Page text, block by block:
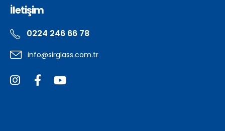
İletişim
0224 246 66 78
info@sirglass.com.tr